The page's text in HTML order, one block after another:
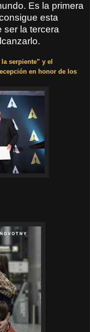
Es la primera
esta
ser la tercera
serpiente” y el
en honor de los